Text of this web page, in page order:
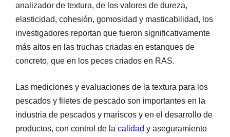
analizador de textura, de los valores de dureza,
elasticidad, cohesión, gomosidad y masticabilidad, los
investigadores reportan que fueron significativamente
más altos en las truchas criadas en estanques de
concreto, que en los peces criados en RAS.
Las mediciones y evaluaciones de la textura para los
pescados y filetes de pescado son importantes en la
industria de pescados y mariscos y en el desarrollo de
productos, con control de la calidad y aseguramiento